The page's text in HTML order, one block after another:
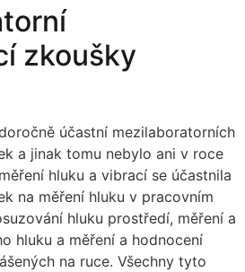
zkoušky
účastní mezilaboratorních
a jinak tomu nebylo ani v roce
hluku a vibrací se účastnila
na měření hluku v pracovním
hluku prostředí, měření a
hluku a měření a hodnocení
na ruce. Všechny tyto